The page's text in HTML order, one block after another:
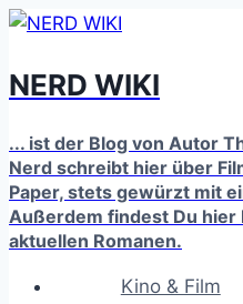
Zum
springen
NERD WIKI
... ist der Blog von Autor
Nerd schreibt hier über
Paper, stets gewürzt mit
Außerdem findest Du hier
aktuellen Romanen.
Kino & Film